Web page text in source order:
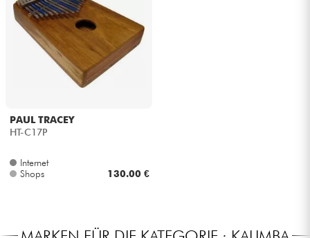
PAUL TRACEY
HT-C17P
Internet
Shops
130.00 €